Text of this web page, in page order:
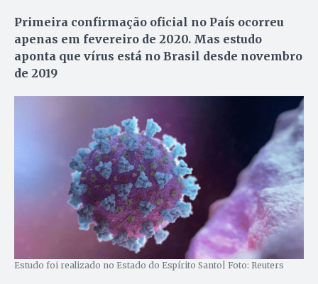
Primeira confirmação oficial no País ocorreu
apenas em fevereiro de 2020. Mas estudo
aponta que vírus está no Brasil desde novembro
de 2019
Estudo foi realizado no Estado do Espírito Santo| Foto: Reuters